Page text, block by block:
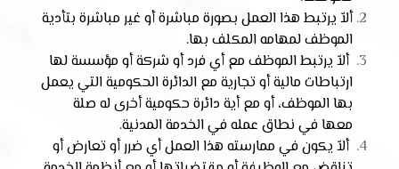
ألاّ يرتبط هذا العمل بصورة مباشرة أو غير مباشرة بتأدية
الموظف لمهامه المكلف بها.
ألاّ يرتبط الموظف مع أي فرد أو شركة أو مؤسسة لها
ارتباطات مالية أو تجارية مع الدائرة الحكومية التي يعمل
بها الموظف، أو مع أية دائرة حكومية أخرى له صلة
معها في نطاق عمله في الخدمة المدنية.
ألاّ يكون في ممارسته هذا العمل أي ضرر أو تعارض أو